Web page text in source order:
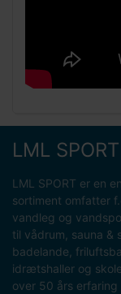
LML
LML SPORT er en
sortiment omfatter
vandleg og
til vådrum, sauna &
badelande,
idrætshaller og
over 50 års